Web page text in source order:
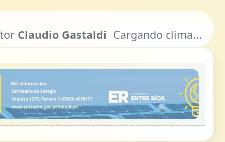
Claudio Gastaldi Cargando clima...